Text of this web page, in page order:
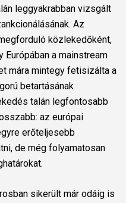
leggyakrabban vizsgált
Az
közlekedőként,
Európában a mainstream
mára mintegy fetisizálta a
betartásának
talán legfontosabb
az európai
erőteljesebb
de még folyamatosan
sikerült már odáig is